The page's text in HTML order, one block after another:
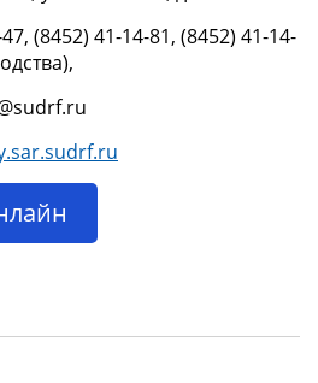
(8452) 41-14-81, (8452) 41-14-